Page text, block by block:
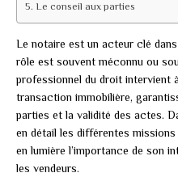
Le conseil aux parties
Le notaire est un acteur clé
rôle est souvent méconnu ou
professionnel du droit intervient
transaction immobilière,
parties et la validité des actes.
en détail les différentes
en lumière l’importance de son
les vendeurs.